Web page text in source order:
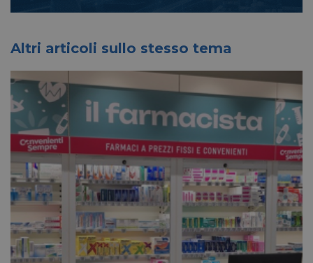
Altri articoli sullo stesso tema